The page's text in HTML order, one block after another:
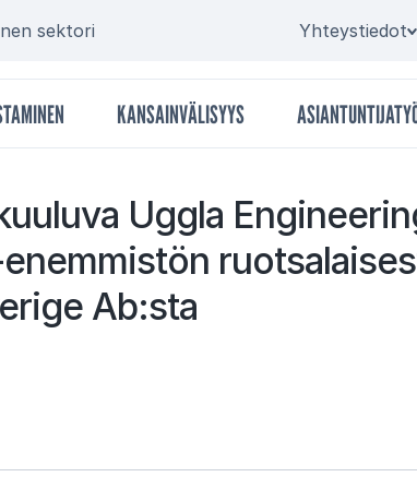
sektori SecondaryYhteystiedot
KANSAINVÄLISYYS
Uggla
Ab:sta